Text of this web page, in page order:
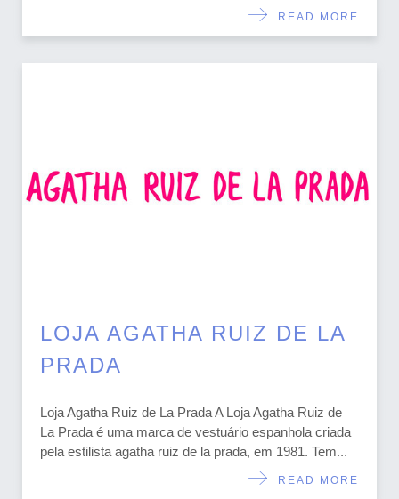
READ MORE
LOJA AGATHA RUIZ DE LA
PRADA
Loja Agatha Ruiz de La Prada A Loja Agatha Ruiz de
La Prada é uma marca de vestuário espanhola criada
pela estilista agatha ruiz de la prada, em 1981. Tem...
READ MORE